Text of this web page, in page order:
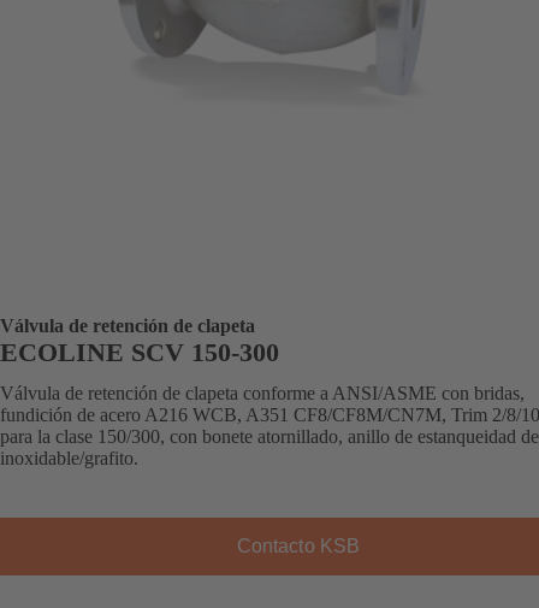
Válvula de retención de clapeta
ECOLINE SCV 150-300
Válvula de retención de clapeta conforme a ANSI/ASME con bridas,
fundición de acero A216 WCB, A351 CF8/CF8M/CN7M, Trim 2/8/
para la clase 150/300, con bonete atornillado, anillo de estanqueidad
inoxidable/grafito.
Contacto KSB